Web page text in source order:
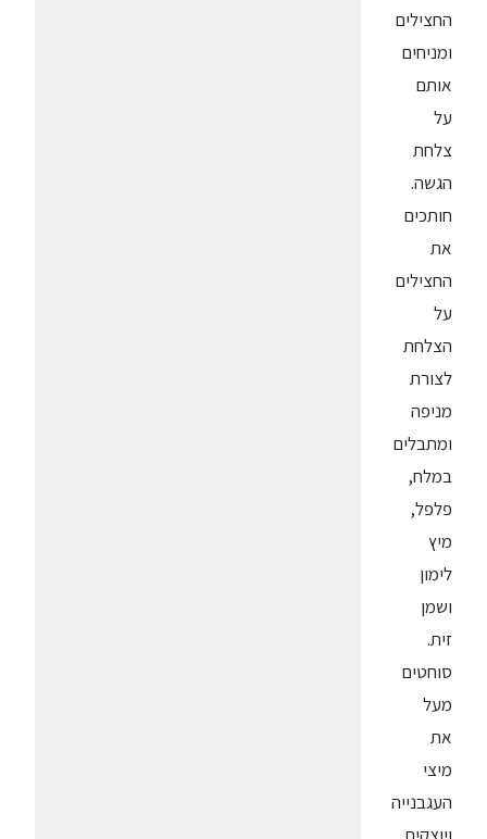
החצילים
ומניחים
אותם
על
צלחת
הגשה.
חותכים
את
החצילים
על
הצלחת
לצורת
מניפה
ומתבלים
במלח,
פלפל,
מיץ
לימון
ושמן
זית.
סוחטים
מעל
את
מיצי
העגבנייה